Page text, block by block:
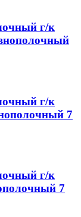
г/к
г/к
7
г/к
7